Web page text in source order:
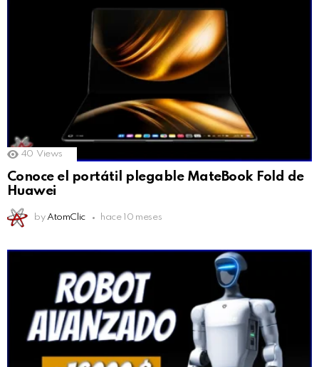
40 Views
Conoce el portátil plegable MateBook Fold de
Huawei
by AtomClic hace 10 meses